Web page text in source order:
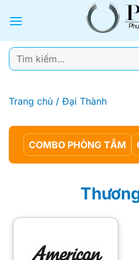
qua
dung
Tìm
kiếm:
Trang chủ / Đại Thành
COMBO PHÒNG TẮM